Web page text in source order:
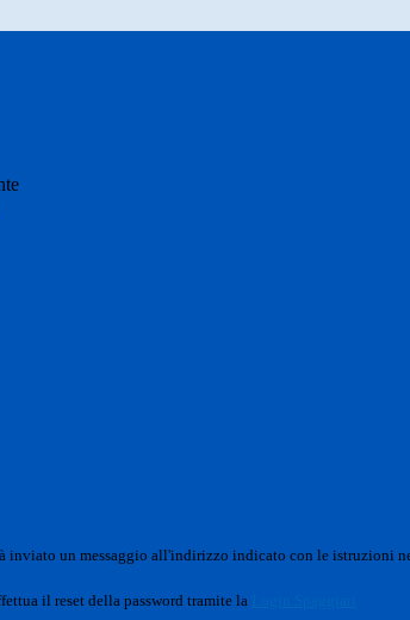
inviato un messaggio all'indirizzo indicato con le istruzioni
il reset della password tramite la